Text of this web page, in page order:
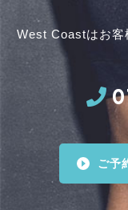
West Coastはお客
ご予